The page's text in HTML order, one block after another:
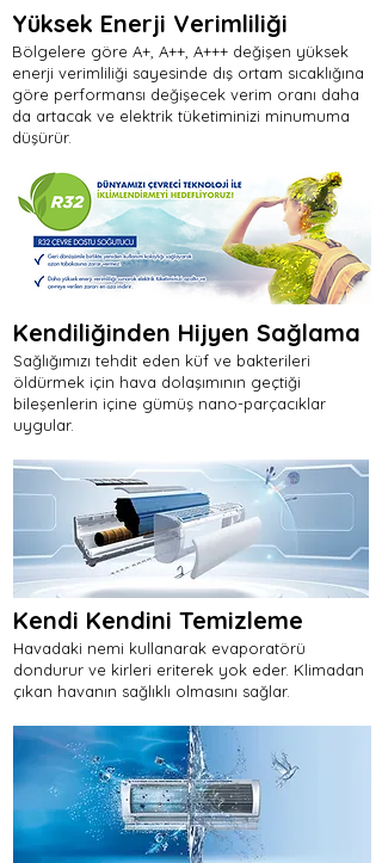
Yüksek Enerji Verimliliği
Bölgelere göre A+, A++, A+++ değişen yüksek
enerji verimliliği sayesinde dış ortam sıcaklığına
göre performansı değişecek verim oranı daha
da artacak ve elektrik tüketiminizi minumuma
düşürür.
Kendiliğinden Hijyen Sağlama
Sağlığımızı tehdit eden küf ve bakterileri
öldürmek için hava dolaşımının geçtiği
bileşenlerin içine gümüş nano-parçacıklar
uygular.
Kendi Kendini Temizleme
Havadaki nemi kullanarak evaporatörü
dondurur ve kirleri eriterek yok eder. Klimadan
çıkan havanın sağlıklı olmasını sağlar.